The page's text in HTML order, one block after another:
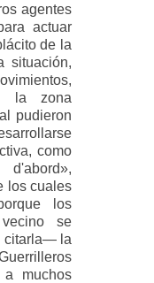
agentes
actuar
de la
situación,
la zona
pudieron
como
los cuales
los
se
citarla— la
a muchos